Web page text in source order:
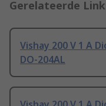
Gerelateerde
Vishay 200 V 1 A
DO-204AL